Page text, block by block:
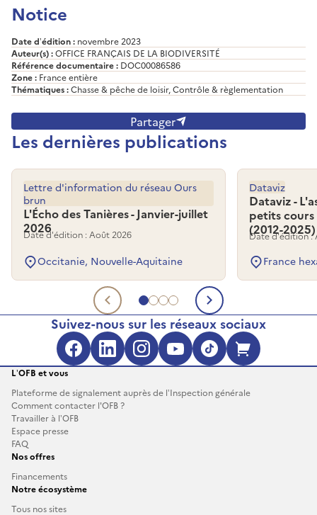
Notice
Date d’édition : novembre 2023
Auteur(s) :OFFICE FRANÇAIS DE LA BIODIVERSITÉ
Référence documentaire : DOC00086586
Zone : France entière
Thématiques :Chasse & pêche de loisir, Contrôle & règlementation
Partager
Les dernières publications
Aller au document 1
Aller au document 2
Aller au document 3
Aller au document 4
L'Écho des Tanières - Janvier-juillet
2026
Lettre d'information du réseau Ours
brun
Date d'édition : Août 2026
Occitanie, Nouvelle-Aquitaine
Dataviz -
petits cours
(2012-2025)
Dataviz
Date d'édition :
France
Document précédent
Document
Suivez-nous sur les réseaux sociaux
Facebook (s'ouvre dans une
LinkedIn (s'ouvre dans
Instagram (s'ouvre
YouTube
TikTok
L’OFB et vous
Plateforme de signalement auprès de l’Inspection générale
Comment contacter l'OFB ?
Travailler à l’OFB
Espace presse
FAQ
Nos offres
Financements
Notre écosystème
Tous nos sites